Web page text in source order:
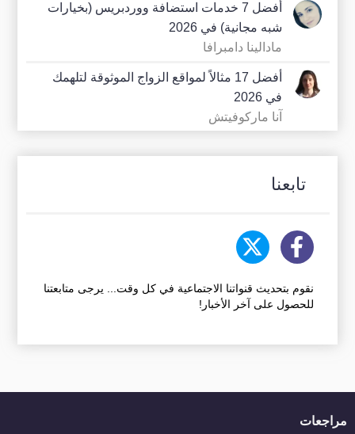
أفضل 7 خدمات استضافة ووردبريس (بخيارات
شبه مجانية) في 2026
مادالينا دامبرافا
أفضل 17 مثالاً لمواقع الزواج الموثوقة لتلهمك
في 2026
آنا ماركوفيتش
تابعنا
نقوم بتحديث قنواتنا الاجتماعية في كل وقت... يرجى متابعتنا
للحصول على آخر الأخبار!
مراجعات